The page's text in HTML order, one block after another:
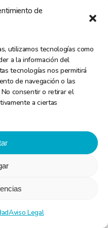
de
utilizamos tecnologías como
a la información del
tecnologías nos permitirá
de navegación o las
consentir o retirar el
a ciertas
Aviso Legal
Covid